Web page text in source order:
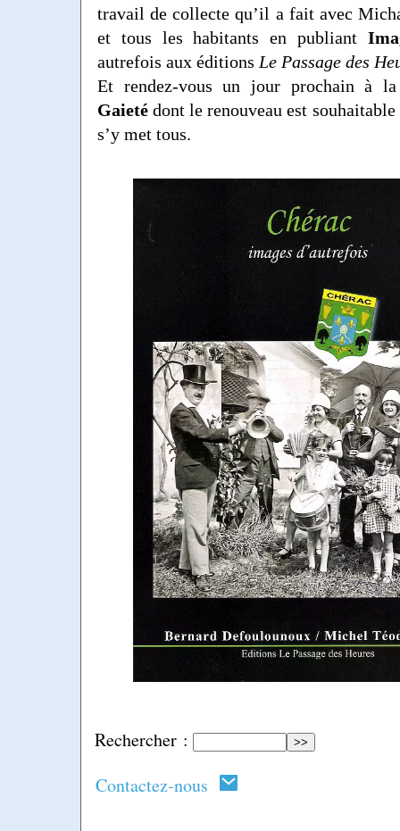
Rechercher :
Contactez-nous
travail de collecte qu’il a fait avec
et tous les habitants en publiant
autrefois aux éditions Le Passage des
Et rendez-vous un jour prochain à
Gaieté dont le renouveau est
s’y met tous.